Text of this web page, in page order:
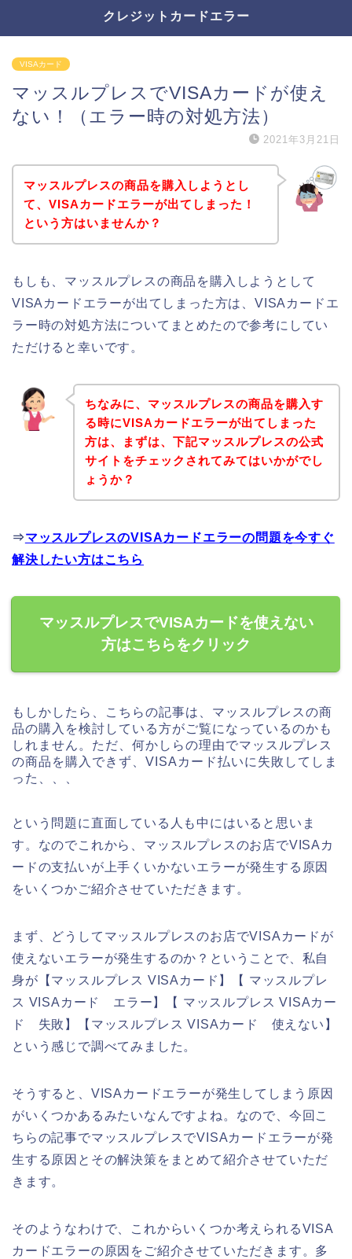
クレジットカードエラー
VISAカード
マッスルプレスでVISAカードが使え
ない！（エラー時の対処方法）
2021年3月21日
マッスルプレスの商品を購入しようとし
て、VISAカードエラーが出てしまった！
という方はいませんか？
もしも、マッスルプレスの商品を購入しようとして
VISAカードエラーが出てしまった方は、VISAカードエ
ラー時の対処方法についてまとめたので参考にしてい
ただけると幸いです。
ちなみに、マッスルプレスの商品を購入す
る時にVISAカードエラーが出てしまった
方は、まずは、下記マッスルプレスの公式
サイトをチェックされてみてはいかがでし
ょうか？
⇒マッスルプレスのVISAカードエラーの問題を今すぐ
解決したい方はこちら
マッスルプレスでVISAカードを使えない
方はこちらをクリック
もしかしたら、こちらの記事は、マッスルプレスの商
品の購入を検討している方がご覧になっているのかも
しれません。ただ、何かしらの理由でマッスルプレス
の商品を購入できず、VISAカード払いに失敗してしま
った、、、
という問題に直面している人も中にはいると思いま
す。なのでこれから、マッスルプレスのお店でVISAカ
ードの支払いが上手くいかないエラーが発生する原因
をいくつかご紹介させていただきます。
まず、どうしてマッスルプレスのお店でVISAカードが
使えないエラーが発生するのか？ということで、私自
身が【マッスルプレス VISAカード】【 マッスルプレ
ス VISAカード エラー】【 マッスルプレス VISAカー
ド 失敗】【マッスルプレス VISAカード 使えない】
という感じで調べてみました。
そうすると、VISAカードエラーが発生してしまう原因
がいくつかあるみたいなんですよね。なので、今回こ
ちらの記事でマッスルプレスでVISAカードエラーが発
生する原因とその解決策をまとめて紹介させていただ
きます。
そのようなわけで、これからいくつか考えられるVISA
カードエラーの原因をご紹介させていただきます。多